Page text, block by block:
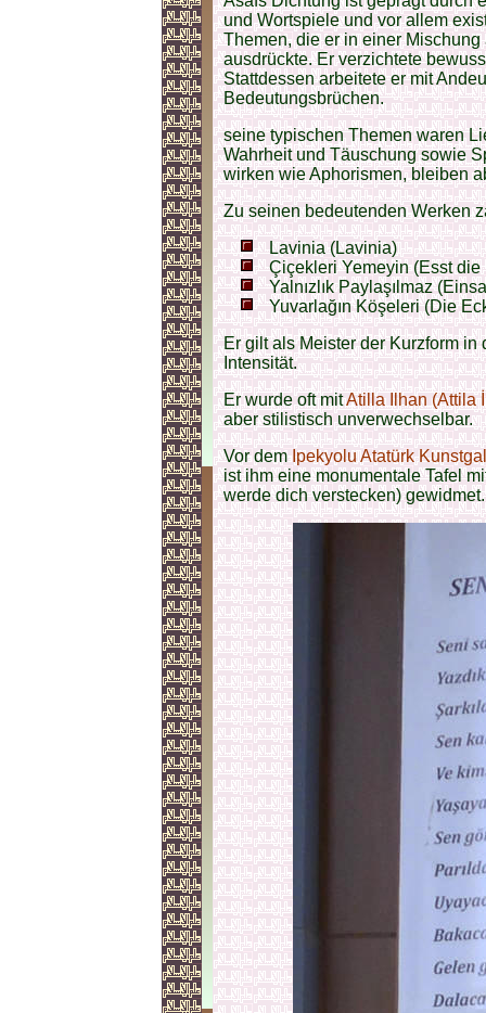
und Wortspiele und vor allem
Themen, die er in einer
ausdrückte. Er verzichtete
Stattdessen arbeitete er mit
Bedeutungsbrüchen.
seine typischen Themen waren
Wahrheit und Täuschung sowie
wirken wie Aphorismen, bleiben
Zu seinen bedeutenden Werken
Lavinia (Lavinia)
Çiçekleri Yemeyin (Esst die
Yalnızlık Paylaşılmaz
Yuvarlağın Köşeleri (Die
Er gilt als Meister der Kurzform
Intensität.
Er wurde oft mitAtilla Ilhan (Attila
aber stilistisch unverwechselbar.
Vor demIpekyolu Atatürk
ist ihm eine monumentale Tafel
werde dich verstecken) gewidmet.